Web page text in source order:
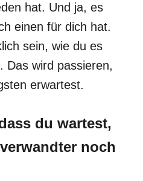
hat. Und ja, es
einen für dich hat.
sein, wie du es
Das wird passieren,
erwartest.
du wartest,
noch